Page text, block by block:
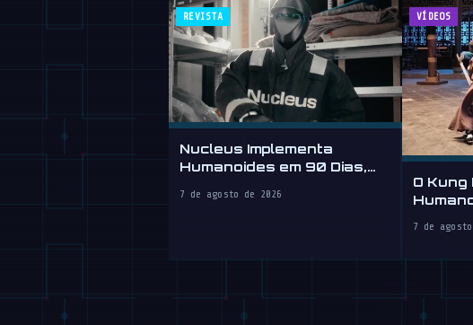
REVISTA
Nucleus Implementa
Humanoides em 90 Dias,
Hora
7 de agosto de 2026
VÍDEOS
O Kung
7 de